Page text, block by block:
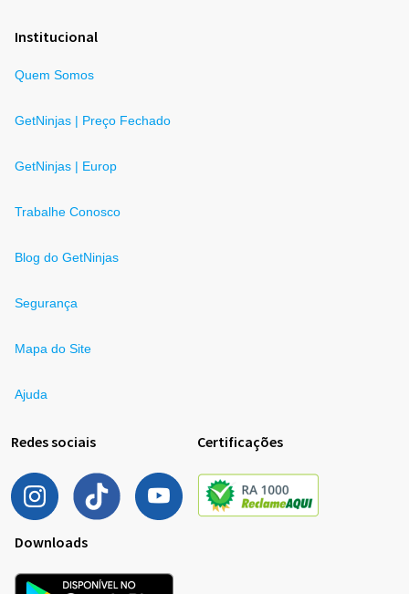
Institucional
Quem Somos
GetNinjas | Preço Fechado
GetNinjas | Europ
Trabalhe Conosco
Blog do GetNinjas
Segurança
Mapa do Site
Ajuda
Redes sociais Certificações
Downloads